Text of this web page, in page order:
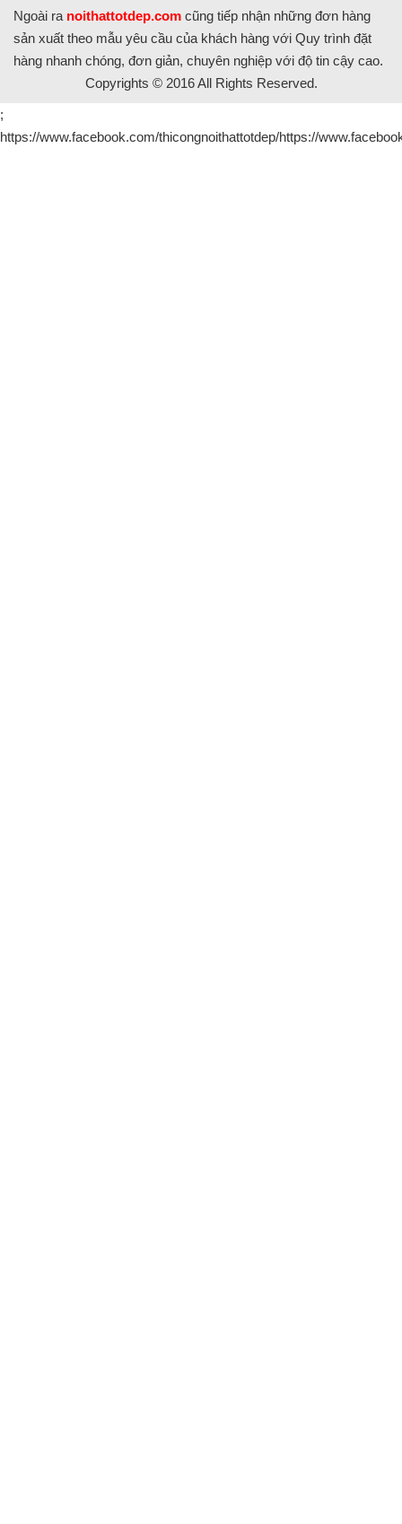
Ngoài ra noithattotdep.com cũng tiếp nhận những đơn hàng
sản xuất theo mẫu yêu cầu của khách hàng với Quy trình đặt
hàng nhanh chóng, đơn giản, chuyên nghiệp với độ tin cậy cao.
Copyrights © 2016 All Rights Reserved.
;
https://www.facebook.com/thicongnoithattotdep/https://